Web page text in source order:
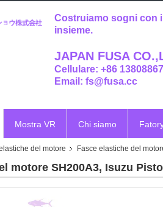
Costruiamo sogni con
insieme.
JAPAN FUSA
Cellulare: +86
Email: fs@fusa.cc
Mostra VR Chi siamo
del motore Fasce elastiche del
motore SH200A3, Isuzu